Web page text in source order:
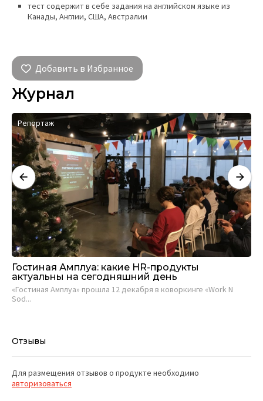
тест содержит в себе задания на английском языке из
Канады, Англии, США, Австралии
Добавить в Избранное
Журнал
Репортаж
Гостиная Амплуа: какие HR-продукты
актуальны на сегодняшний день
«Гостиная Амплуа» прошла 12 декабря в коворкинге «Work N
Sod...
Отзывы
Для размещения отзывов о продукте необходимо
авторизоваться